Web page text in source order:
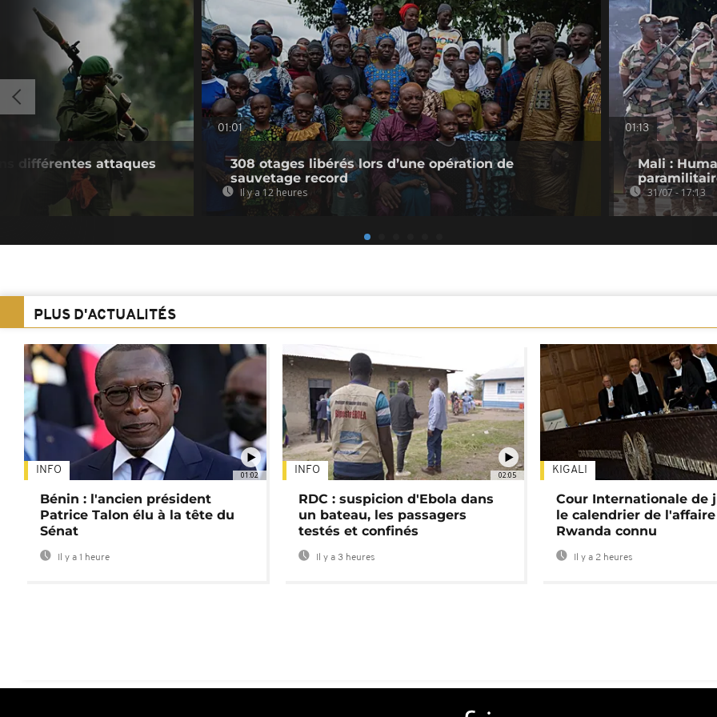
différentes attaques
01:01
308 otages libérés lors d’une opération de
sauvetage record
Il y a 12 heures
01:13
Mali :
31/07 - 17:13
PLUS D'ACTUALITÉS
01:02
INFO
Bénin : l'ancien président
Patrice Talon élu à la tête du
Sénat
Il y a 1 heure
02:05
INFO
RDC : suspicion d'Ebola dans
un bateau, les passagers
testés et confinés
Il y a 3 heures
KIGALI
Cour Internationale de
le calendrier de l'affaire
Rwanda connu
Il y a 2 heures